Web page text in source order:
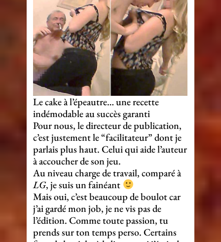
Le cake à l’épeautre… une recette
indémodable au succès garanti
Pour nous, le directeur de publication,
c’est justement le “facilitateur” dont je
parlais plus haut. Celui qui aide l’auteur
à accoucher de son jeu.
Au niveau charge de travail, comparé à
LG, je suis un fainéant
Mais oui, c’est beaucoup de boulot car
j’ai gardé mon job, je ne vis pas de
l’édition. Comme toute passion, tu
prends sur ton temps perso. Certains